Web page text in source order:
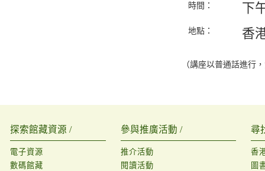
時間： 下
地點： 香
（講座以普通話進行
探索館藏資源 /
電子資源
數碼館藏
參與推廣活動 /
推介活動
閱讀活動
尋
香
圖